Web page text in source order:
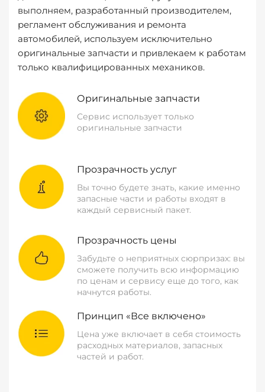
выполняем, разработанный производителем,
регламент обслуживания и ремонта
автомобилей, используем исключительно
оригинальные запчасти и привлекаем к работам
только квалифицированных механиков.
Оригинальные запчасти
Сервис использует только
оригинальные запчасти
Прозрачность услуг
Вы точно будете знать, какие именно
запасные части и работы входят в
каждый сервисный пакет.
Прозрачность цены
Забудьте о неприятных сюрпризах: вы
сможете получить всю информацию
по ценам и сервису еще до того, как
начнутся работы.
Принцип «Все включено»
Цена уже включает в себя стоимость
расходных материалов, запасных
частей и работ.